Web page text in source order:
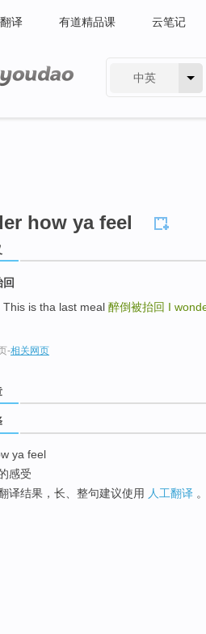
翻译 有道精品课 云笔记
中英
how ya feel
This is tha last meal 醉倒被抬回 I
-相关网页
ya feel
感受
译结果，长、整句建议使用 人工翻译